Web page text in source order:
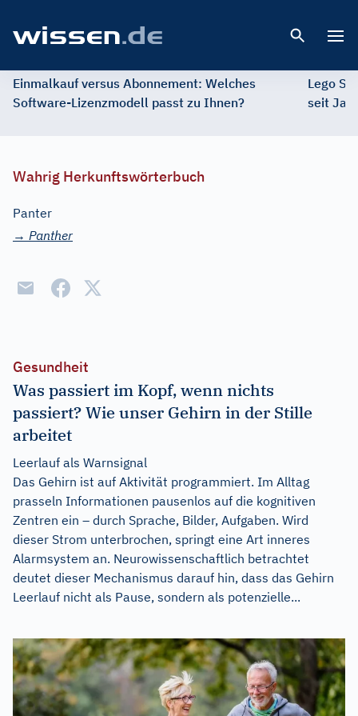
Einmalkauf versus Abonnement: Welches
Software-Lizenzmodell passt zu Ihnen?
Lego
seit
Wahrig Herkunftswörterbuch
Panter
→ Panther
Gesundheit
Was passiert im Kopf, wenn nichts
passiert? Wie unser Gehirn in der Stille
arbeitet
Leerlauf als Warnsignal
Das Gehirn ist auf Aktivität programmiert. Im Alltag
prasseln Informationen pausenlos auf die kognitiven
Zentren ein – durch Sprache, Bilder, Aufgaben. Wird
dieser Strom unterbrochen, springt eine Art inneres
Alarmsystem an. Neurowissenschaftlich betrachtet
deutet dieser Mechanismus darauf hin, dass das Gehirn
Leerlauf nicht als Pause, sondern als potenzielle...